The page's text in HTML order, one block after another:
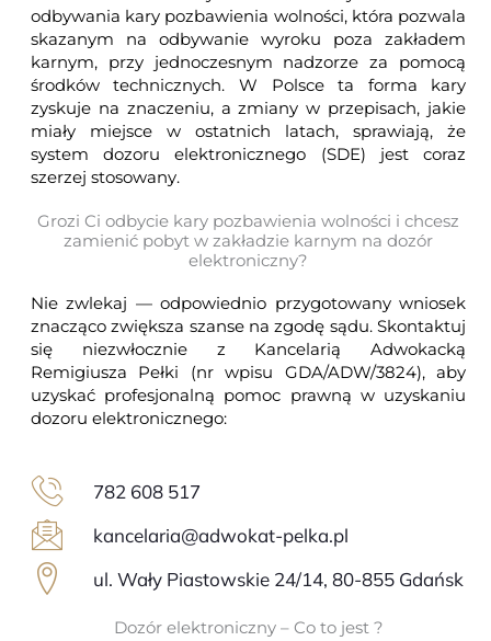
odbywania kary pozbawienia wolności, która pozwala
skazanym na odbywanie wyroku poza zakładem
karnym, przy jednoczesnym nadzorze za pomocą
środków technicznych. W Polsce ta forma kary
zyskuje na znaczeniu, a zmiany w przepisach, jakie
miały miejsce w ostatnich latach, sprawiają, że
system dozoru elektronicznego (SDE) jest coraz
szerzej stosowany.
Grozi Ci odbycie kary pozbawienia wolności i chcesz
zamienić pobyt w zakładzie karnym na dozór
elektroniczny?
Nie zwlekaj — odpowiednio przygotowany wniosek
znacząco zwiększa szanse na zgodę sądu. Skontaktuj
się niezwłocznie z Kancelarią Adwokacką
Remigiusza Pełki (nr wpisu GDA/ADW/3824), aby
uzyskać profesjonalną pomoc prawną w uzyskaniu
dozoru elektronicznego:
782 608 517
kancelaria@adwokat-pelka.pl
ul. Wały Piastowskie 24/14, 80-855 Gdańsk
Dozór elektroniczny – Co to jest ?